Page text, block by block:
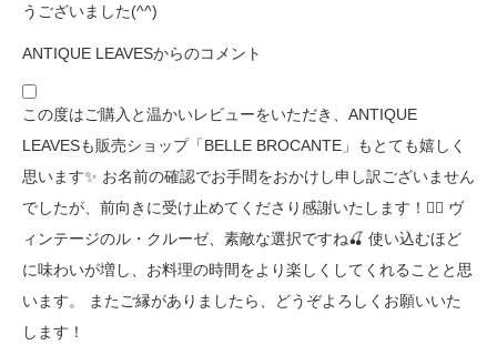
うございました(^^)
ANTIQUE LEAVESからのコメント
この度はご購入と温かいレビューをいただき、ANTIQUE
LEAVESも販売ショップ「BELLE BROCANTE」もとても嬉しく
思います✨ お名前の確認でお手間をおかけし申し訳ございません
でしたが、前向きに受け止めてくださり感謝いたします！🙇‍♀️ ヴ
ィンテージのル・クルーゼ、素敵な選択ですね🍒 使い込むほど
に味わいが増し、お料理の時間をより楽しくしてくれることと思
います。 またご縁がありましたら、どうぞよろしくお願いいた
します！